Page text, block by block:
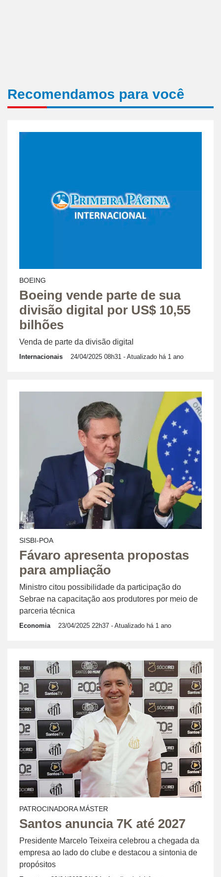
Recomendamos para você
BOEING
Boeing vende parte de sua
divisão digital por US$ 10,55
bilhões
Venda de parte da divisão digital
Internacionais 24/04/2025 08h31 - Atualizado há 1 ano
SISBI-POA
Fávaro apresenta propostas
para ampliação
Ministro citou possibilidade da participação do
Sebrae na capacitação aos produtores por meio de
parceria técnica
Economia 23/04/2025 22h37 - Atualizado há 1 ano
PATROCINADORA MÁSTER
Santos anuncia 7K até 2027
Presidente Marcelo Teixeira celebrou a chegada da
empresa ao lado do clube e destacou a sintonia de
propósitos